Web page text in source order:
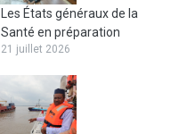
Les États généraux de la
Santé en préparation
21 juillet 2026